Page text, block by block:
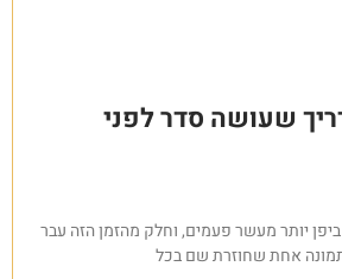
שעושה סדר לפני
יותר מעשר פעמים, וחלק מהזמן הזה עבר
תמונה אחת שחוזרת שם בכל